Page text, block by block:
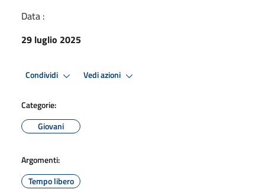
Data :
29 luglio 2025
Condividi Vedi azioni
Categorie:
Giovani
Argomenti:
Tempo libero